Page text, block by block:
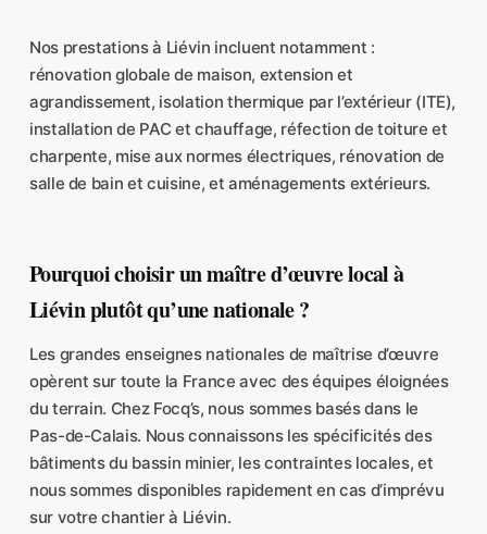
Nos prestations à Liévin incluent notamment :
rénovation globale de maison, extension et
agrandissement, isolation thermique par l’extérieur (ITE),
installation de PAC et chauffage, réfection de toiture et
charpente, mise aux normes électriques, rénovation de
salle de bain et cuisine, et aménagements extérieurs.
Pourquoi choisir un maître d’œuvre local à
Liévin plutôt qu’une nationale ?
Les grandes enseignes nationales de maîtrise d’œuvre
opèrent sur toute la France avec des équipes éloignées
du terrain. Chez Focq’s, nous sommes basés dans le
Pas-de-Calais. Nous connaissons les spécificités des
bâtiments du bassin minier, les contraintes locales, et
nous sommes disponibles rapidement en cas d’imprévu
sur votre chantier à Liévin.